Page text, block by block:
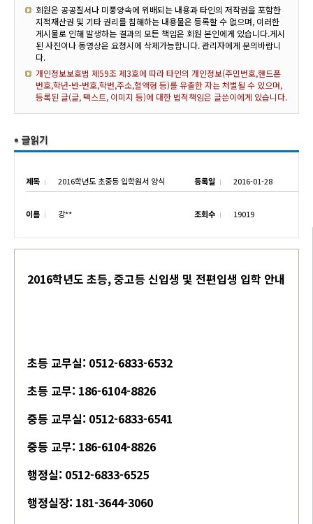
회원은 공공질서나 미풍양속에 위배되는 내용과 타인의 저작권을 포함한
지적재산권 및 기타 권리를 침해하는 내용물은 등록할 수 없으며, 이러한
게시물로 인해 발생하는 결과의 모든 책임은 회원 본인에게 있습니다.게시
된 사진이나 동영상은 요청시에 삭제가능합니다. 관리자에게 문의바랍니
다.
개인정보보호법 제59조 제3호에 따라 타인의 개인정보(주민번호,핸드폰
번호,학년-반-번호,학번,주소,혈액형 등)를 유출한 자는 처벌될 수 있으며,
등록된 글(글, 텍스트, 이미지 등)에 대한 법적책임은 글쓴이에게 있습니다.
제목 2016학년도 초중등 입학원서 양식 등록일 2016-01-28
이름 강** 조회수 19019
2016학년도 초등, 중고등 신입생 및 전편입생 입학 안내
초등 교무실: 0512-6833-6532
초등 교무: 186-6104-8826
중등 교무실: 0512-6833-6541
중등 교무: 186-6104-8826
행정실: 0512-6833-6525
행정실장: 181-3644-3060